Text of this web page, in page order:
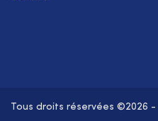
Tous droits réservées ©2026 -